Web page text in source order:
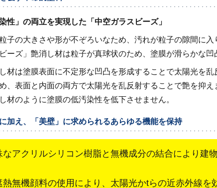
性」の両立を実現した「中空ガラスビーズ」
子の大きさや形が不ぞろいなため、汚れが粒子の隙間に
ーズ」艶消し材は粒子が真球状のため、塗膜が滑らかな凹
材は塗膜表面に不定形な凹凸を形成することで太陽光を
、表面と内面の両方で太陽光を乱反射することで艶を抑
材のように塗膜の低汚染性を低下させません。
加え、「美壁」に求められるあらゆる機能を保持
なアクリルシリコン樹脂と無機成分の結合により建
無機顔料の使用により、太陽光かtらの近赤外線を